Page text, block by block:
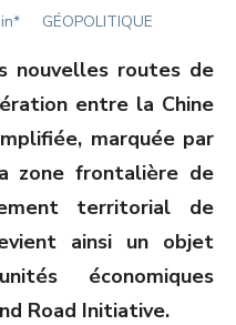
GÉOPOLITIQUE
nouvelles routes de
entre la Chine
marquée par
zone frontalière de
territorial de
ainsi un objet
économiques
Road Initiative.